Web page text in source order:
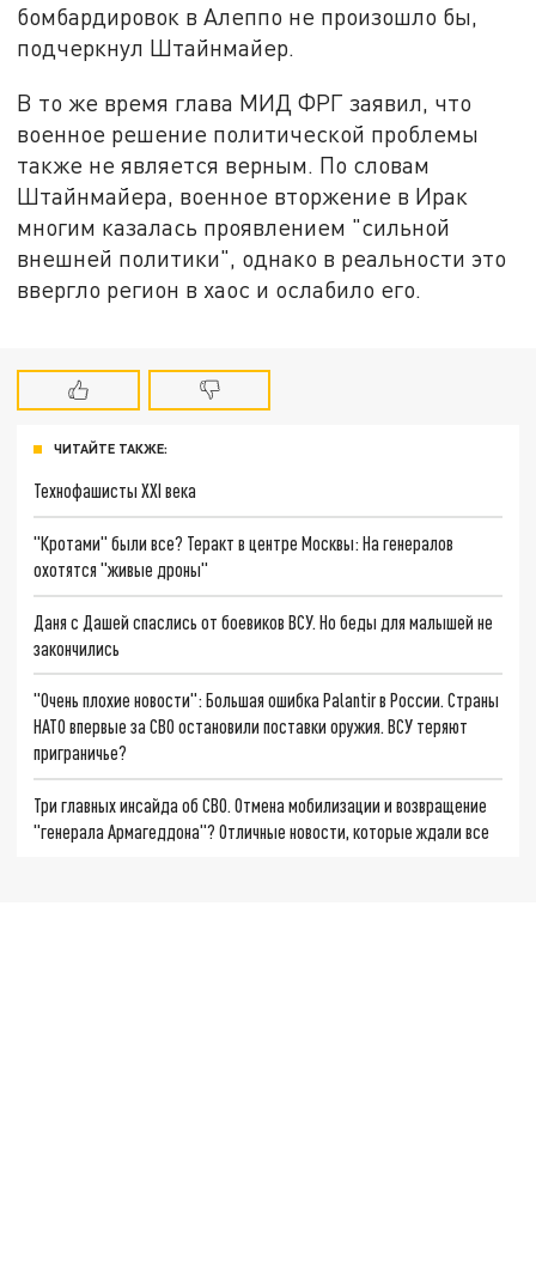
бомбардировок в Алеппо не произошло бы,
подчеркнул Штайнмайер.
В то же время глава МИД ФРГ заявил, что
военное решение политической проблемы
также не является верным. По словам
Штайнмайера, военное вторжение в Ирак
многим казалась проявлением "сильной
внешней политики", однако в реальности это
ввергло регион в хаос и ослабило его.
ЧИТАЙТЕ ТАКЖЕ:
Технофашисты XXI века
"Кротами" были все? Теракт в центре Москвы: На генералов
охотятся "живые дроны"
Даня с Дашей спаслись от боевиков ВСУ. Но беды для малышей не
закончились
"Очень плохие новости": Большая ошибка Palantir в России. Страны
НАТО впервые за СВО остановили поставки оружия. ВСУ теряют
приграничье?
Три главных инсайда об СВО. Отмена мобилизации и возвращение
"генерала Армагеддона"? Отличные новости, которые ждали все